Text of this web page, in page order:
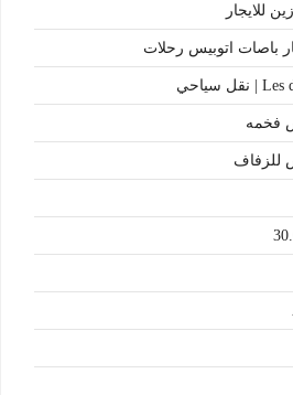
للايجار
باصات اتوبيس رحلات
فخمه
للزفاف